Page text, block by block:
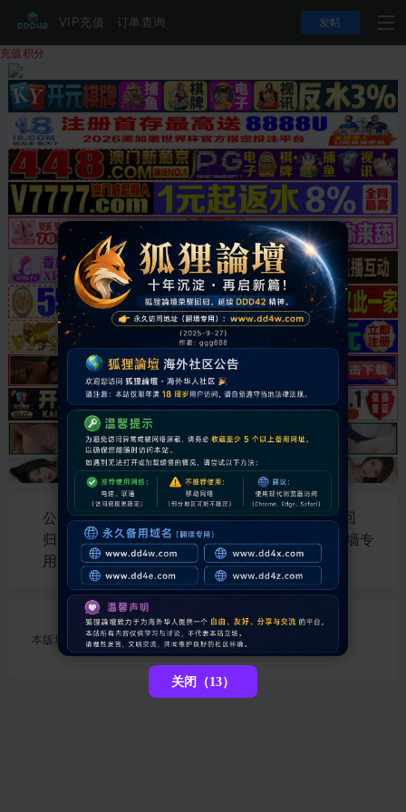
VIP充值 订单查询 发帖
充值积分
公告：🔥 十年沉淀 · 再启新篇！狐狸論壇荣耀回
归，延续 DDD42 精神。👉 永久访问地址（翻墙专
用）：www.dd4w.com
本版块或指定的范围内尚无主题
关闭（12）